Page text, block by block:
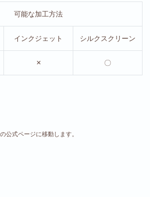
可能な加工方法
インクジェット シルクスクリーン
× 〇
公式ページに移動します。